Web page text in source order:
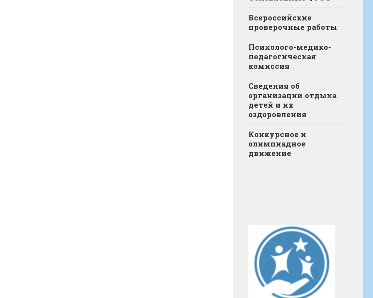
Всероссийские
проверочные работы
Психолого-медико-
педагогическая
комиссия
Сведения об
организации отдыха
детей и их
оздоровления
Конкурсное и
олимпиадное
движение